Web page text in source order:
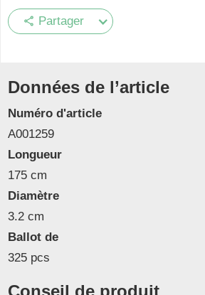
share Partager
Données de l’article
Numéro d'article
A001259
Longueur
175 cm
Diamètre
3.2 cm
Ballot de
325 pcs
Conseil de produit